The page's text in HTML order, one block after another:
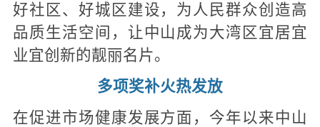
好社区、好城区建设，为人民群众创造高
品质生活空间，让中山成为大湾区宜居宜
业宜创新的靓丽名片。
多项奖补火热发放
在促进市场健康发展方面，今年以来中山